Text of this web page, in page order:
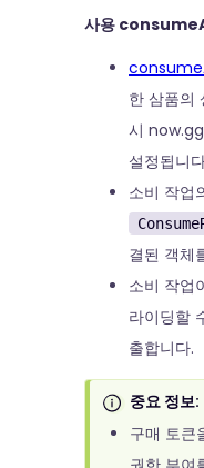
사용
한 삼품의
시
설정됩니
소비 작업
결된 객체
소비 작업
라이딩할
출합니다.
중요 정보:
구매 토큰